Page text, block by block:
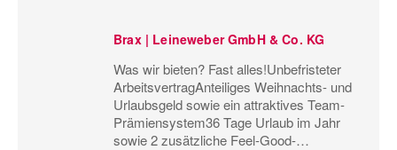
Brax | Leineweber GmbH & Co. KG
Was wir bieten? Fast alles!Unbefristeter
ArbeitsvertragAnteiliges Weihnachts- und
Urlaubsgeld sowie ein attraktives Team-
Prämiensystem36 Tage Urlaub im Jahr
sowie 2 zusätzliche Feel-Good-